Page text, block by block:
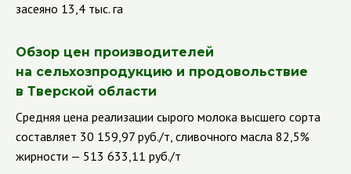
засеяно 13,4 тыс. га
Обзор цен производителей
на сельхозпродукцию и продовольствие
в Тверской области
Средняя цена реализации сырого молока высшего сорта
составляет 30 159,97 руб./т, сливочного масла 82,5%
жирности — 513 633,11 руб./т